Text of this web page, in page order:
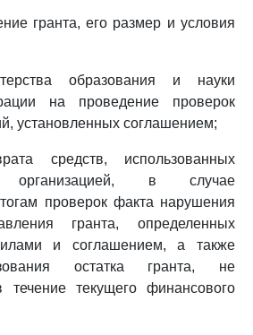
гранта, его размер и условия
образования и науки
на проведение проверок
установленных соглашением;
средств, использованных
организацией, в случае
проверок факта нарушения
гранта, определенных
и соглашением, а также
остатка гранта, не
течение текущего финансового